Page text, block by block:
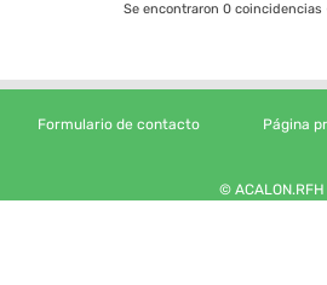
Se encontraron 0 coincidencias
Formulario de contacto Página
© ACALON.RFH